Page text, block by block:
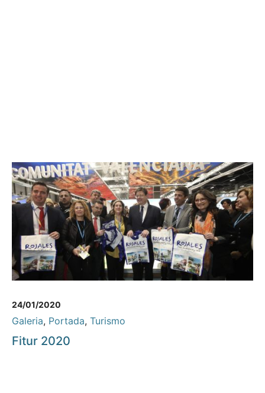
24/01/2020
Galeria, Portada, Turismo
Fitur 2020